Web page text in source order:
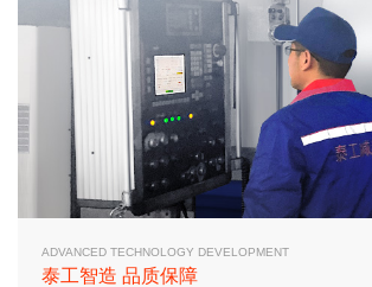
ADVANCED TECHNOLOGY DEVELOPMENT
泰工智造 品质保障